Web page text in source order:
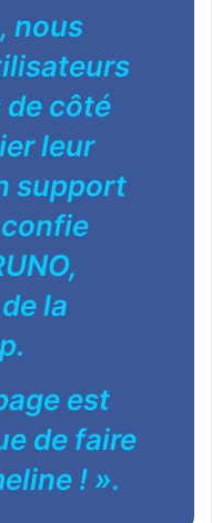
nous
de côté
leur
support
la
est
de faire
! ».